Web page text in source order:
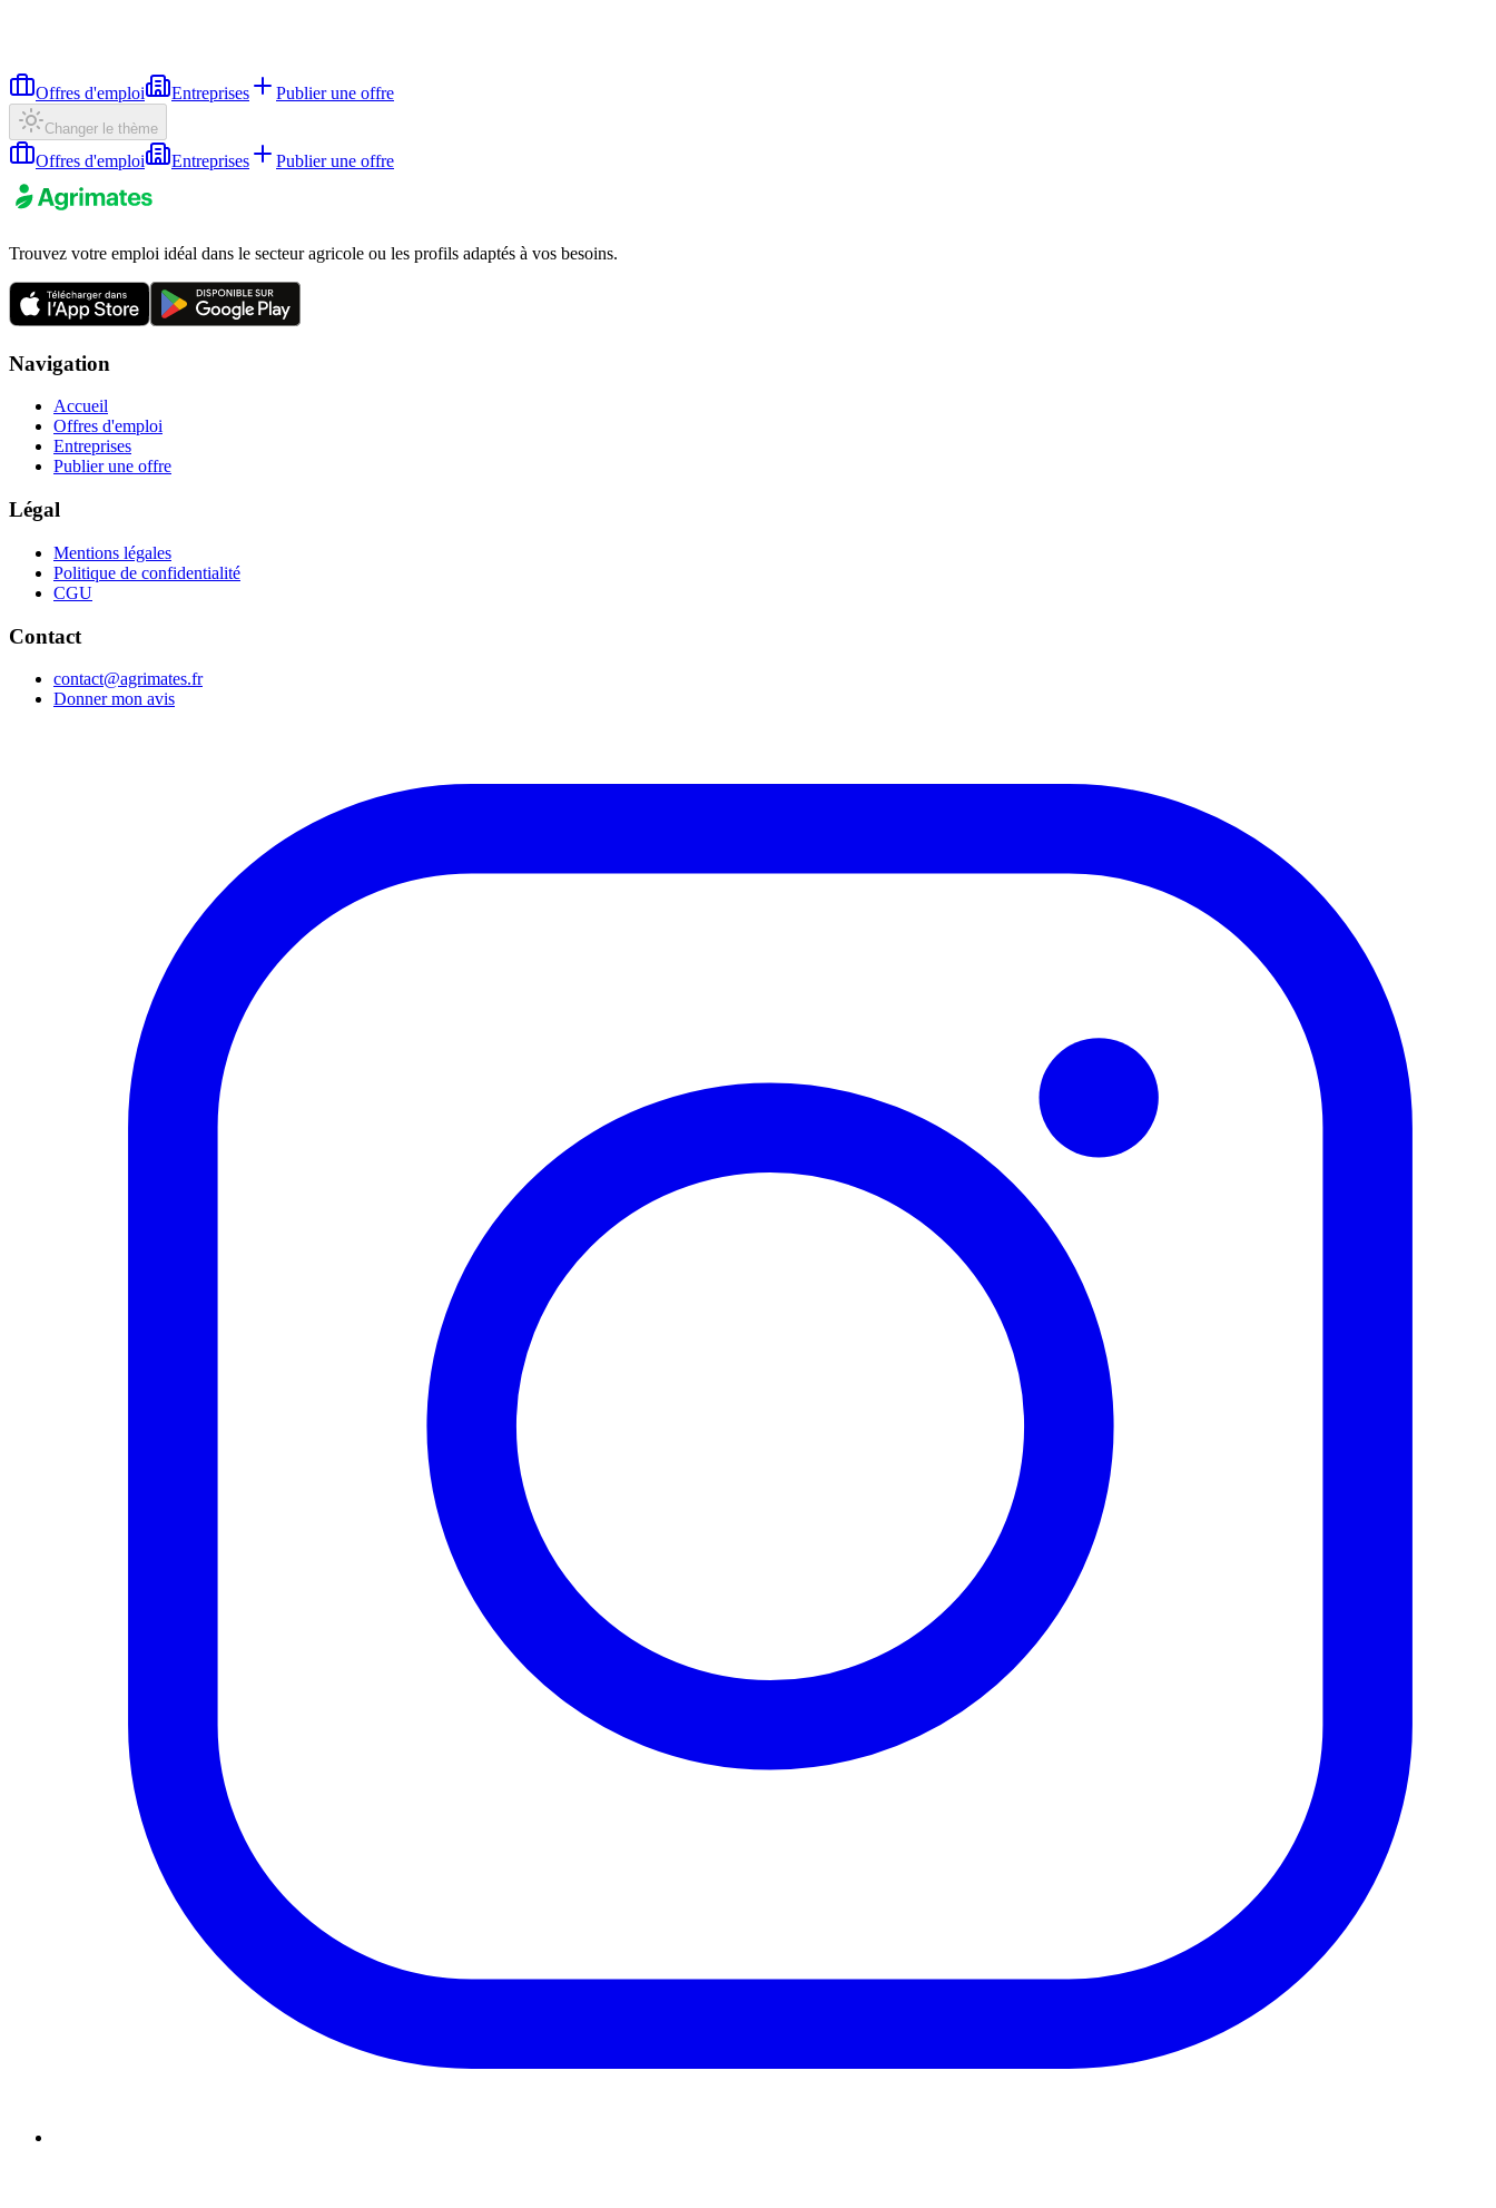
Offres d'emploi Entreprises Publier une offre
Changer le thème
Offres d'emploi Entreprises Publier une offre
Trouvez votre emploi idéal dans le secteur agricole ou les profils adaptés à vos besoins.
Navigation
Accueil
Offres d'emploi
Entreprises
Publier une offre
Légal
Mentions légales
Politique de confidentialité
CGU
Contact
contact@agrimates.fr
Donner mon avis